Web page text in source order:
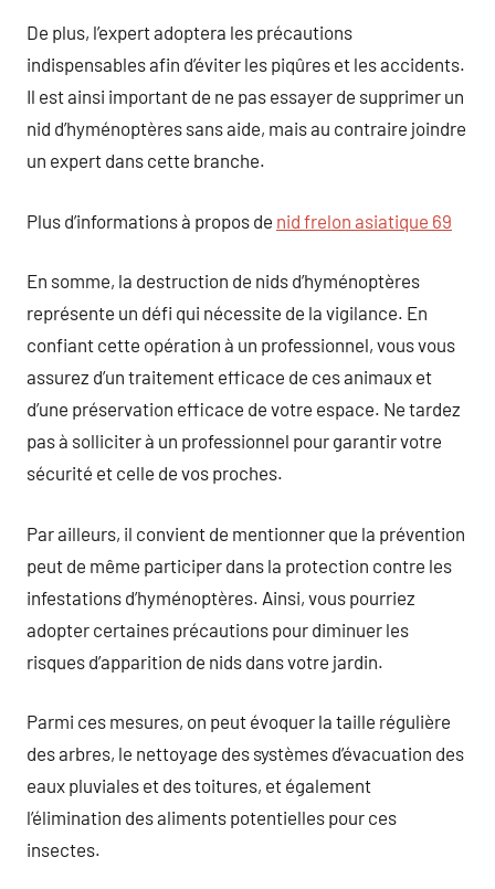
De plus, l’expert adoptera les précautions
indispensables afin d’éviter les piqûres et les accidents.
Il est ainsi important de ne pas essayer de supprimer un
nid d’hyménoptères sans aide, mais au contraire joindre
un expert dans cette branche.
Plus d’informations à propos de nid frelon asiatique 69
En somme, la destruction de nids d’hyménoptères
représente un défi qui nécessite de la vigilance. En
confiant cette opération à un professionnel, vous vous
assurez d’un traitement efficace de ces animaux et
d’une préservation efficace de votre espace. Ne tardez
pas à solliciter à un professionnel pour garantir votre
sécurité et celle de vos proches.
Par ailleurs, il convient de mentionner que la prévention
peut de même participer dans la protection contre les
infestations d’hyménoptères. Ainsi, vous pourriez
adopter certaines précautions pour diminuer les
risques d’apparition de nids dans votre jardin.
Parmi ces mesures, on peut évoquer la taille régulière
des arbres, le nettoyage des systèmes d’évacuation des
eaux pluviales et des toitures, et également
l’élimination des aliments potentielles pour ces
insectes.